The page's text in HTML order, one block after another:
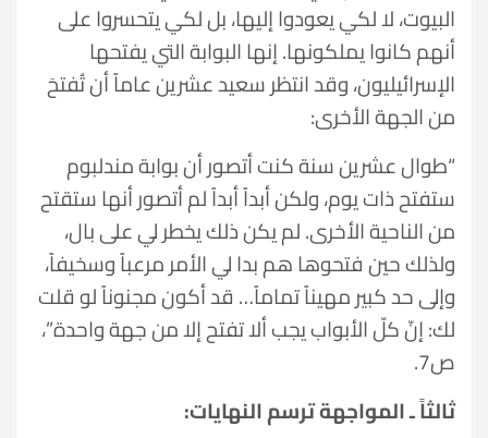
البيوت، لا لكي يعودوا إليها، بل لكي يتحسروا على
أنهم كانوا يملكونها. إنها البوابة التي يفتحها
الإسرائيليون، وقد انتظر سعيد عشرين عاماً أن تُفتحَ
من الجهة الأخرى:
“طوال عشرين سنة كنت أتصور أن بوابة مندلبوم
ستفتح ذات يوم، ولكن أبداً أبداً لم أتصور أنها ستقتح
من الناحية الأخرى. لم يكن ذلك يخطر لي على بال،
ولذلك حين فتحوها هم بدا لي الأمر مرعباً وسخيفاً،
وإلى حد كبير مهيناً تماماً… قد أكون مجنوناً لو قلت
لك: إنّ كلّ الأبواب يجب ألا تفتح إلا من جهة واحدة”،
ص7.
ثالثاً ـ المواجهة ترسم النهايات: